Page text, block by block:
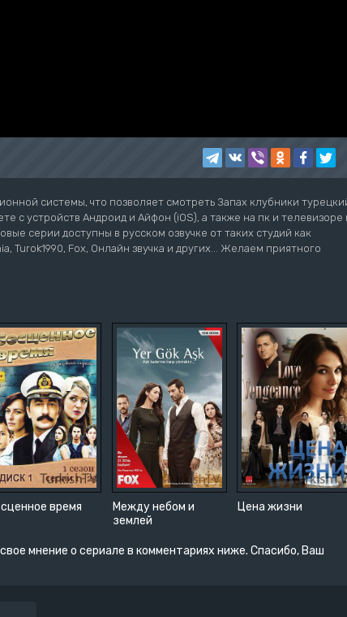
системы, что позволяет смотреть Запах клубники
с устройств Андроид и Айфон (iOS), а также на пк и телевизоре
серии доступны в русском озвучке от таких студий как
Turok1990, Fox, Онлайн звучка и других... Желаем приятного
время
Между небом и
землей
Цена жизни
мнение о сериале в комментариях ниже. Спасибо, Ваш